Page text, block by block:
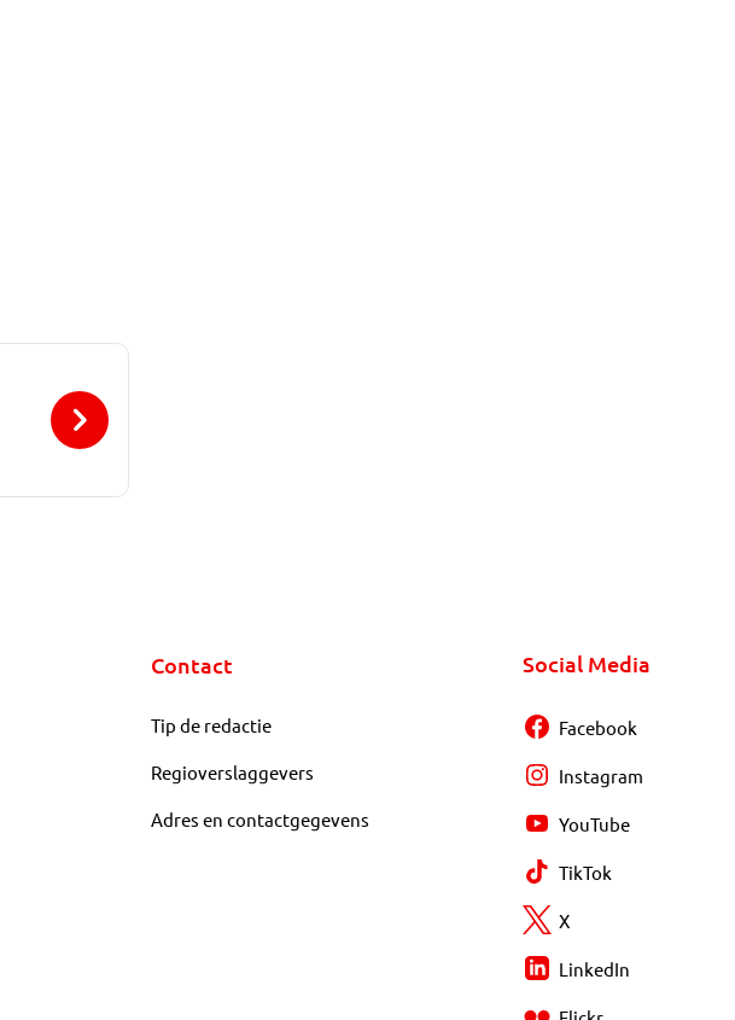
Contact
Tip de redactie
Regioverslaggevers
Adres en contactgegevens
Social Media
Facebook
Instagram
YouTube
TikTok
X
LinkedIn